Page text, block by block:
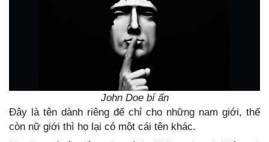
John Doe bí ẩn
Đây là tên dành riêng để chỉ cho những nam giới, thế
còn nữ giới thì họ lại có một cái tên khác.